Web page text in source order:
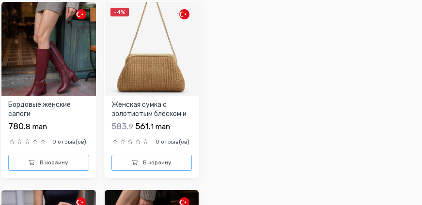
Бордовые женские
сапоги
780.8 man
0 отзыв(ов)
В корзину
-4%
Женская сумка с
золотистым блеском и
цепочкой
583.9 561.1 man
0 отзыв(ов)
В корзину